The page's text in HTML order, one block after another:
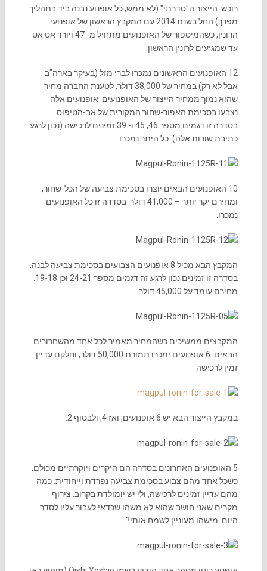
רוכש. הייצור ה"סדרתי" (לא ממש, כל אופנוע נבנה ביד בתהליך
מפרך) החל בשנת 2014 עם המקבץ הראשון של אופנועי
הרונין, כשהמיספור של האופנועים מתחיל מ- 47 ויורד אט אט
עד שמגיעים לרונין הראשון.
12 האופנועים הראשונים נמכרו לברי מזל (בעיקר בארה"ב
אבל לא רק) במחיר של 38,000 דולר, לטענת החברה מחיר
שהוא נמוך ממחיר הייצור של האופנועים. אופנועים אלה
נצבעו בסכימת האפור-שחור המקורית של אב-הטיפוס.
בסדרה זו דגמים מספר 46, 45 ו- 39 זמינים לרכישה (נכון לרגע
כתיבת שורות אלה). כל היתר נמכרו.
10 האופנועים הבאים יוצרו בסכימת צביעה של הכל-שחור,
ומחירם יקר יותר – 41,000 דולר. בסדרה זו כל האופנועים
נמכרו.
המקבץ הבא מכיל 8 אופנועים הצבועים בסכימת צביעה לבנה.
מחירם עומד על 45,000 דולר.
המקבצים ממשיכים כשהמחיר מאמיר לכל אחד מהשחרורים
הבאים. 6 אופנועים ימכרו תמורת 50,000 דולר, וחלקם עדיין
זמין לרכישה:
במקבץ הייצור הבא יש 6 אופנועים, ואז 4, ולבסוף 2.
5 האופנועים האחרונים בסדרה הם היקרים ויוקרתיים מכולם,
כשכל אחד מהם צבוע בסכימת צביעה נפרדת וייחודית. כמה
מהם עדיין זמינים לרכישה, ולי יש יומולדת בקרוב. צירוף
מקרים שאני חושב שהוא לא משהו שכדאי לעבור עליו לסדר
היום. מישהו מעוניין לשמח אותי?